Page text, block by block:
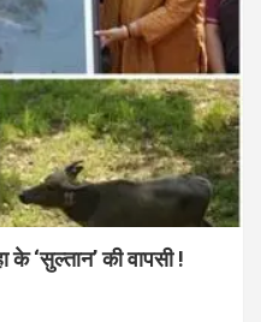
‘सुल्तान’ की वापसी !